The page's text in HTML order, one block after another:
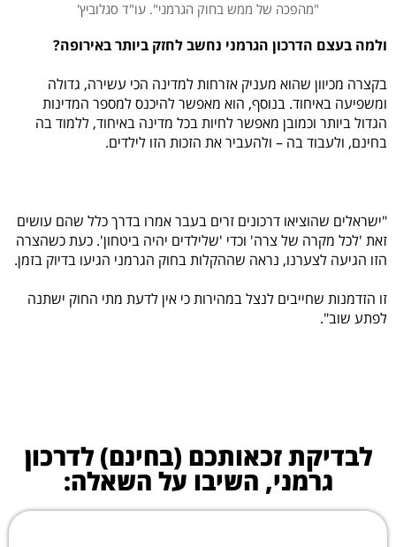
"מהפכה של ממש בחוק הגרמני". עו"ד סגלוביץ'
ולמה בעצם הדרכון הגרמני נחשב לחזק ביותר באירופה?
בקצרה מכיוון שהוא מעניק אזרחות למדינה הכי עשירה, גדולה
ומשפיעה באיחוד. בנוסף, הוא מאפשר להיכנס למספר המדינות
הגדול ביותר וכמובן מאפשר לחיות בכל מדינה באיחוד, ללמוד בה
בחינם, ולעבוד בה – ולהעביר את הזכות הזו לילדים.
"ישראלים שהוציאו דרכונים זרים בעבר אמרו בדרך כלל שהם עושים
זאת 'לכל מקרה של צרה' וכדי 'שלילדים יהיה ביטחון'. כעת כשהצרה
הזו הגיעה לצערנו, נראה שההקלות בחוק הגרמני הגיעו בדיוק בזמן.
זו הזדמנות שחייבים לנצל במהירות כי אין לדעת מתי החוק ישתנה
לפתע שוב".
לבדיקת זכאותכם (בחינם) לדרכון
גרמני, השיבו על השאלה: